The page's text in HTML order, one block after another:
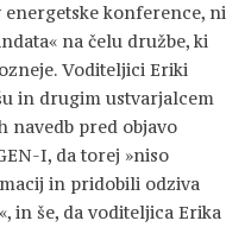
konference, ni
na čelu družbe, ki
Voditeljici Eriki
in drugim ustvarjalcem
navedb pred objavo
I, da torej »niso
in pridobili odziva
in še, da voditeljica Erika